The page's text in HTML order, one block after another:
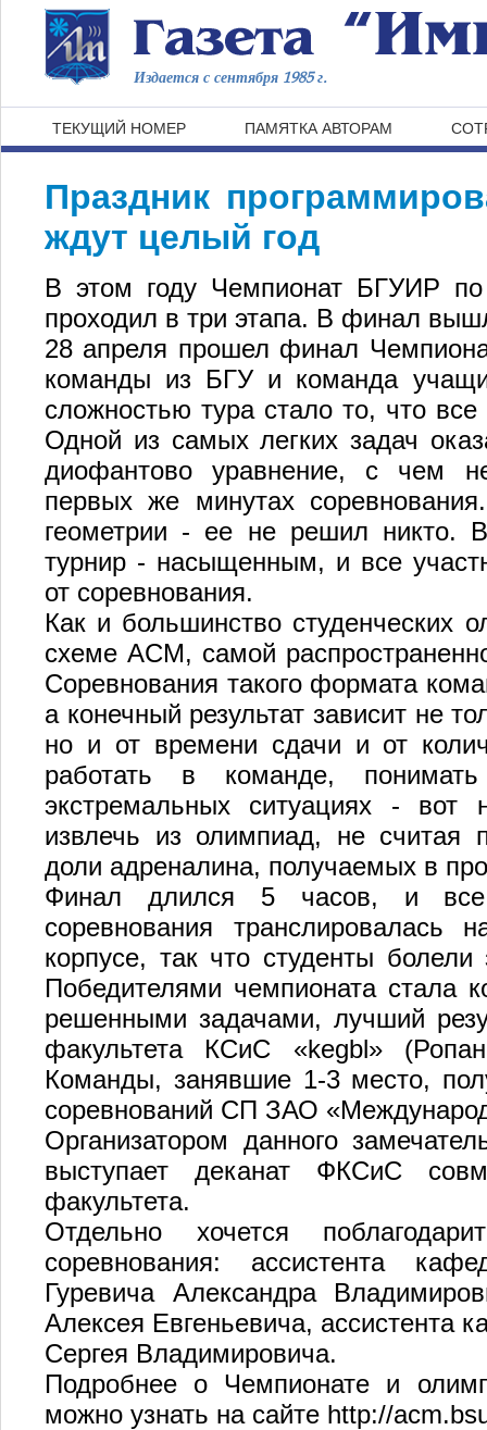
Издается с сентября 1985 г.
ТЕКУЩИЙ НОМЕР ПАМЯТКА АВТОРАМ
Праздник
ждут целый год
В этом году Чемпионат БГУИР
проходил в три этапа. В финал
28 апреля прошел финал
команды из БГУ и команда
сложностью тура стало то, что
Одной из самых легких задач
диофантово уравнение, с чем
первых же минутах
геометрии - ее не решил никто.
турнир - насыщенным, и все
от соревнования.
Как и большинство студенческих
схеме ACM, самой
Соревнования такого формата
а конечный результат зависит не
но и от времени сдачи и от
работать в команде,
экстремальных ситуациях - вот
извлечь из олимпиад, не считая
доли адреналина, получаемых в
Финал длился 5 часов, и все
соревнования
корпусе, так что студенты
Победителями чемпионата
решенными задачами, лучший
факультета КСиС «kegbl»
Команды, занявшие 1-3 место,
соревнований СП ЗАО
Организатором данного
выступает деканат ФКСиС
факультета.
Отдельно хочется
соревнования: ассистента
Гуревича Александра
Алексея Евгеньевича, ассистента
Сергея Владимировича.
Подробнее о Чемпионате и
можно узнать на сайте http://